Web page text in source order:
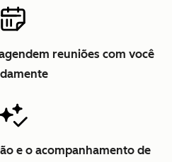
reuniões com você
e o acompanhamento de